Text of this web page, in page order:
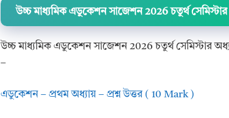
উচ্চ মাধ্যমিক এডুকেশন সাজেশন 2026 চতুর্থ সেমিস্টার
উচ্চ মাধ্যমিক এডুকেশন সাজেশন 2026 চতুর্থ সেমিস্টার
–
এডুকেশন – প্রথম অধ্যায় – প্রশ্ন উত্তর ( 10 Mark )